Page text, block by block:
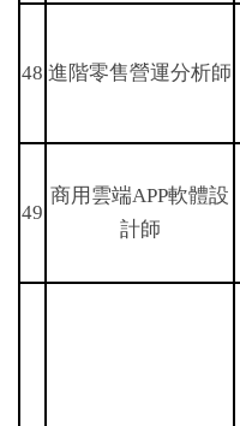
48 進階零售營運分析師
49
商用雲端APP軟體設
計師